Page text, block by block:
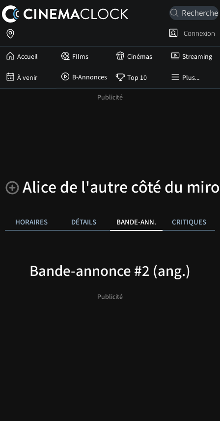
Accueil FIlms Cinémas Streaming
À venir B-Annonces Top 10 Plus...
Connexion
Alice de l'autre côté du
HORAIRES DÉTAILS BANDE-ANN. CRITIQUES
Bande-annonce #2 (ang.)